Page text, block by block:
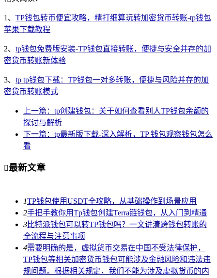
1、 TP钱包转币便宜攻略，精打细算玩转加密货币转账-tp钱包
苹果下载教程
2、 tp钱包免费版安装-TP钱包直接转账，便捷与安全并存的加
密货币转账新体验
3、 tp tp钱包下载：TP钱包一对多转账，便捷与风险并存的加
密货币转账模式
上一篇：tp创建钱包：关于如何查看别人TP钱包余额的
探讨与解析
下一篇：tp最新版下载-深入解析，TP 钱包观察钱包怎么
看
最新文章
1TP钱包使用USDT全攻略，从基础操作到场景应用
2手把手教你用Tp钱包创建Terra链钱包，从入门到精通
3比特派钱包可以转TP钱包吗？一文讲清跨钱包转账的
全流程与注意事项
4需要明确的是，虚拟货币交易在中国不受法律保护，
TP钱包等相关加密货币钱包可能涉及金融风险和违法违
规问题。根据相关规定，我们不能为涉及虚拟货币的内